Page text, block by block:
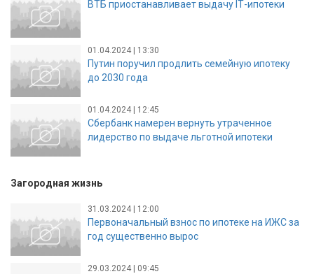
ВТБ приостанавливает выдачу IТ-ипотеки
01.04.2024 | 13:30
Путин поручил продлить семейную ипотеку
до 2030 года
01.04.2024 | 12:45
Сбербанк намерен вернуть утраченное
лидерство по выдаче льготной ипотеки
Загородная жизнь
31.03.2024 | 12:00
Первоначальный взнос по ипотеке на ИЖС за
год существенно вырос
29.03.2024 | 09:45